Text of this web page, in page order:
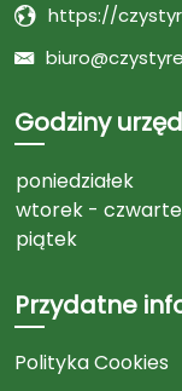
https://
Godziny
poniedziałek
wtorek -
piątek
Przydatne
Polityka Cookies